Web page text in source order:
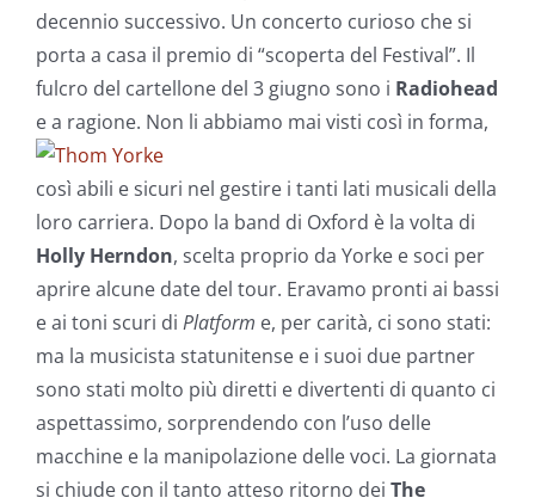
decennio successivo. Un concerto curioso che si
porta a casa il premio di “scoperta del Festival”. Il
fulcro del cartellone del 3 giugno sono i Radiohead
e a ragione. Non li abbiamo mai visti così in forma,
così abili e sicuri nel gestire i tanti lati musicali della
loro carriera. Dopo la band di Oxford è la volta di
Holly Herndon, scelta proprio da Yorke e soci per
aprire alcune date del tour. Eravamo pronti ai bassi
e ai toni scuri di Platform e, per carità, ci sono stati:
ma la musicista statunitense e i suoi due partner
sono stati molto più diretti e divertenti di quanto ci
aspettassimo, sorprendendo con l’uso delle
macchine e la manipolazione delle voci. La giornata
si chiude con il tanto atteso ritorno dei The